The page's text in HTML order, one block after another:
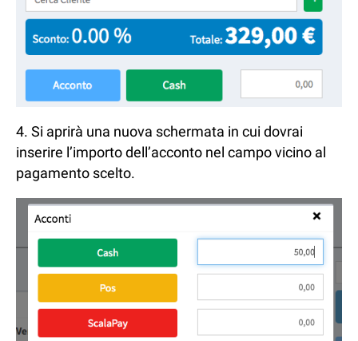
4. Si aprirà una nuova schermata in cui dovrai
inserire l’importo dell’acconto nel campo vicino al
pagamento scelto.